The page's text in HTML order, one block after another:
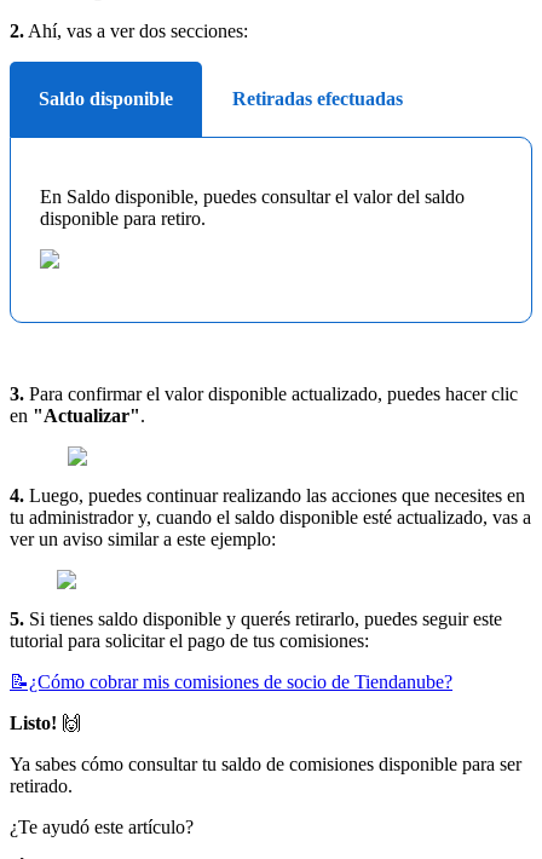
2.Ahí, vas a ver dos secciones:
Saldo disponible Retiradas efectuadas
En Saldo disponible, puedes consultar el valor del saldo
disponible para retiro.
3. Para confirmar el valor disponible actualizado, puedes hacer clic
en "Actualizar".
4. Luego, puedes continuar realizando las acciones que necesites en
tu administrador y, cuando el saldo disponible esté actualizado, vas a
ver un aviso similar a este ejemplo:
5. Si tienes saldo disponible y querés retirarlo, puedes seguir este
tutorial para solicitar el pago de tus comisiones:
📝¿Cómo cobrar mis comisiones de socio de Tiendanube?
Listo! 🙌
Ya sabes cómo consultar tu saldo de comisiones disponible para ser
retirado.
¿Te ayudó este artículo?